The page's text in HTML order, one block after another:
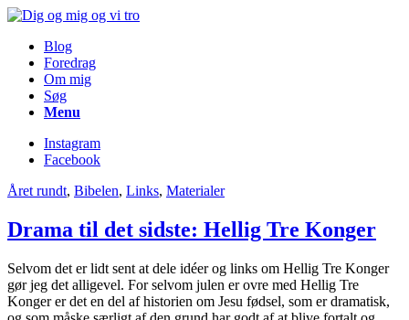
Blog
Foredrag
Om mig
Søg
Menu
Instagram
Facebook
Året rundt, Bibelen, Links, Materialer
Drama til det sidste: Hellig Tre Konger
Selvom det er lidt sent at dele idéer og links om Hellig Tre Konger
gør jeg det alligevel. For selvom julen er ovre med Hellig Tre
Konger er det en del af historien om Jesu fødsel, som er dramatisk,